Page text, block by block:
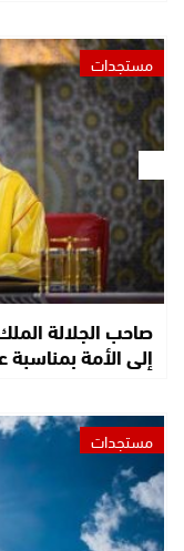
مستجدات
صاحب الجلالة
إلى الأمة
مستجدات